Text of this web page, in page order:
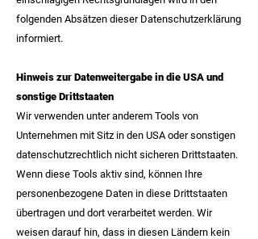
folgenden Absätzen dieser Datenschutzerklärung
informiert.
Hinweis zur Datenweitergabe in die USA und
sonstige Drittstaaten
Wir verwenden unter anderem Tools von
Unternehmen mit Sitz in den USA oder sonstigen
datenschutzrechtlich nicht sicheren Drittstaaten.
Wenn diese Tools aktiv sind, können Ihre
personenbezogene Daten in diese Drittstaaten
übertragen und dort verarbeitet werden. Wir
weisen darauf hin, dass in diesen Ländern kein